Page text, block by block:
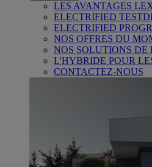
LES AVANTAGES
ELECTRIFIED
ELECTRIFIED
NOS OFFRES DU
NOS SOLUTIONS
L'HYBRIDE POUR
CONTACTEZ-NOUS